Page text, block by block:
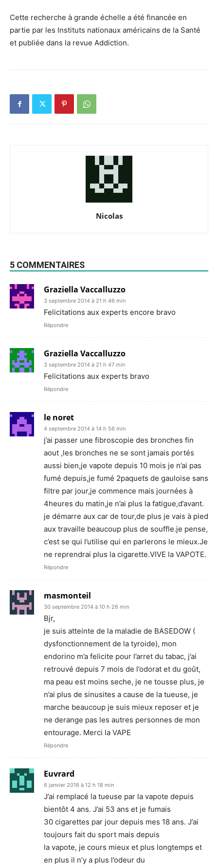
Cette recherche à grande échelle a été financée en
partie par les Instituts nationaux américains de la Santé
et publiée dans la revue Addiction.
Nicolas
5 COMMENTAIRES
Graziella Vaccalluzzo
3 septembre 2014 à 21 h 46 min
Felicitations aux experts encore bravo
Répondre
Graziella Vaccalluzzo
3 septembre 2014 à 21 h 47 min
Felicitations aux experts bravo
Répondre
le noret
4 septembre 2014 à 14 h 56 min
j’ai passer une fibroscopie des bronches fin
aout ,les bronches ne se sont jamais portés
aussi bien,je vapote depuis 10 mois je n’ai pas
fumé depuis,je fumé 2paquets de gauloise sans
filtre par jour,je commence mais journées à
4heures du matin,je n’ai plus la fatigue,d’avant.
je démarre aux car de tour,de plus je vais à pied
aux travaille beaucoup plus de souffle.je pense,
c’est se qui l’utilise qui en parlerons le mieux.Je
ne reprendrai plus la cigarette.VIVE la VAPOTE.
Répondre
masmonteil
30 septembre 2014 à 10 h 26 min
Bjr,
je suis atteinte de la maladie de BASEDOW (
dysfonctionnement de la tyroide), mon
endorino m’a felicite pour l’arret du tabac, j’ai
retrouvé depuis 7 mois de l’odorat et du goût,
ma peau est moins seche, je ne tousse plus, je
n’ai plus de sinusites a cause de la tueuse, je
marche beaucoup je suis mieux reposer et je
ne derange pas les autres personnes de mon
entourage. Merci la VAPE
Répondre
Euvrard
6 janvier 2016 à 12 h 18 min
J’ai remplacé la tueuse par la vapote depuis
bientôt 4 ans. J’ai 53 ans et je fumais
30 cigarettes par jour depuis mes 18 ans. J’ai
toujours fait du sport mais depuis
la vapote, je cours mieux et plus longtemps et
en plus il n’y a plus l’odeur du